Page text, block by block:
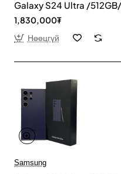
Galaxy S24 Ultra /
1,830,000₮
Нөөцгүй
Samsung